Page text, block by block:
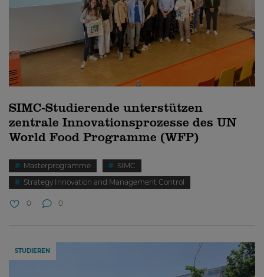
SIMC-Studierende unterstützen
zentrale Innovationsprozesse des UN
World Food Programme (WFP)
Masterprogramme
SIMC
Strategy Innovation and Management Control
0 0
STUDIEREN